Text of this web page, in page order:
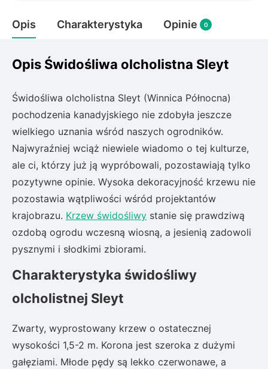
Lawenda
Hakonechoa (trawa bambusowa)
Miskant
Różanecznik
Pnącza
Glicynia (wisteria)
Wiciokrzew
Bluszcz
Ewodia (tetradium daniellii)
Opis Charakterystyka Opinie 0
Opis Świdośliwa olcholistna Sleyt
Świdośliwa olcholistna Sleyt (Winnica Północna)
pochodzenia kanadyjskiego nie zdobyła jeszcze
wielkiego uznania wśród naszych ogrodników.
Najwyraźniej wciąż niewiele wiadomo o tej kulturze,
ale ci, którzy już ją wypróbowali, pozostawiają tylko
pozytywne opinie. Wysoka dekoracyjność krzewu nie
pozostawia wątpliwości wśród projektantów
krajobrazu. Krzew świdośliwy stanie się prawdziwą
ozdobą ogrodu wczesną wiosną, a jesienią zadowoli
pysznymi i słodkimi zbiorami.
Charakterystyka świdośliwy
olcholistnej Sleyt
Zwarty, wyprostowany krzew o ostatecznej
wysokości 1,5-2 m. Korona jest szeroka z dużymi
gałęziami. Młode pędy są lekko czerwonawe, a